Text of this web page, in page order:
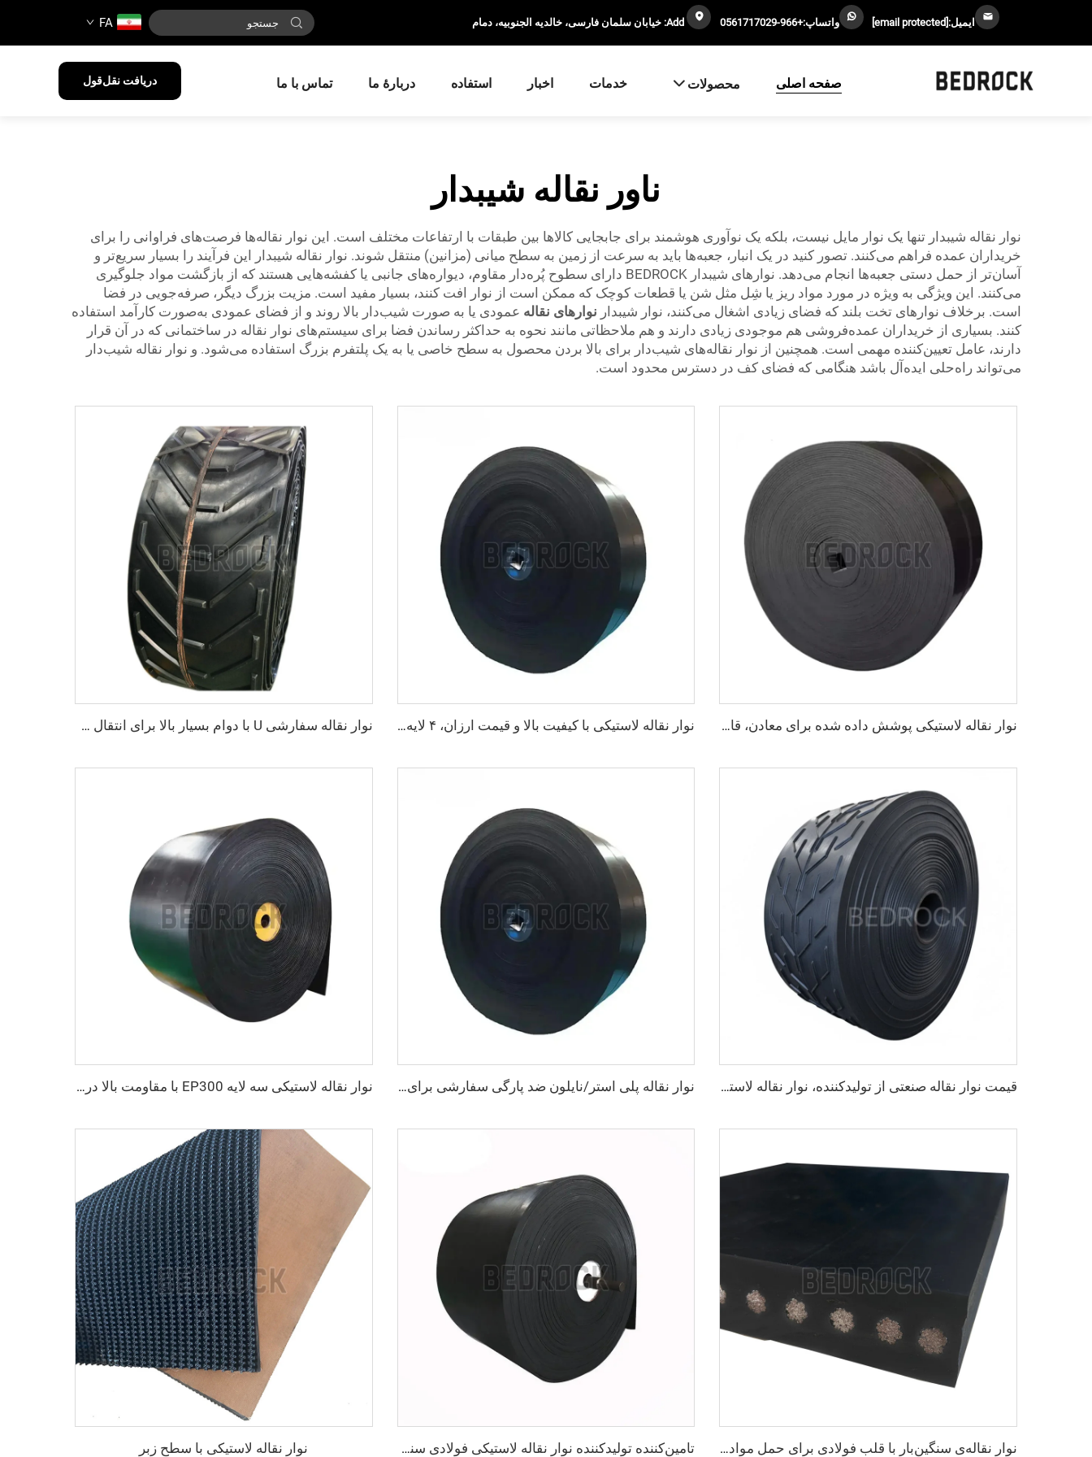
ایمیل: واتساپ:+966-0561717029
FA
صفحه اصلی محصولات خدمات اخبار استفاده دربارهٔ ما تماس با ما دریافت نقل‌قول
ناور نقاله شیبدار
نوار نقاله شیبدار تنها یک نوار مایل نیست، بلکه یک نوآوری هوشمند برای جابجایی کالاها بین طبقات با ارتفاعات مختلف است. این نوار نقاله‌ها فرصت‌های فراوانی را برای
خریداران عمده فراهم می‌کنند. تصور کنید در یک انبار، جعبه‌ها باید به سرعت از زمین به سطح میانی (مزانین) منتقل شوند. نوار نقاله شیبدار این فرآیند را بسیار سریع‌تر و
آسان‌تر از حمل دستی جعبه‌ها انجام می‌دهد. نوارهای شیبدار BEDROCK دارای سطوح پُره‌دار مقاوم، دیواره‌های جانبی یا کفشه‌هایی هستند که از بازگشت مواد جلوگیری
می‌کنند. این ویژگی به ویژه در مورد مواد ریز یا شِل مثل شن یا قطعات کوچک که ممکن است از نوار افت کنند، بسیار مفید است. مزیت بزرگ دیگر، صرفه‌جویی در فضا
است. برخلاف نوارهای تخت بلند که فضای زیادی اشغال می‌کنند، نوار شیبدار نوارهای نقاله عمودی یا به صورت شیب‌دار بالا روند و از فضای عمودی به‌صورت کارآمد استفاده
کنند. بسیاری از خریداران عمده‌فروشی هم موجودی زیادی دارند و هم ملاحظاتی مانند نحوه به حداکثر رساندن فضا برای سیستم‌های نوار نقاله در ساختمانی که در آن قرار
دارند، عامل تعیین‌کننده مهمی است. همچنین از نوار نقاله‌های شیب‌دار برای بالا بردن محصول به سطح خاصی یا به یک پلتفرم بزرگ استفاده می‌شود. و نوار نقاله شیب‌دار
می‌تواند راه‌حلی ایده‌آل باشد هنگامی که فضای کف در دسترس محدود است.
نوار نقاله لاستیکی پوشش داده شده برای معادن، قابل تنظیم و با سرعت بالا، نوار نقاله Ep از کارخانه نوار نقاله لاستیکی با کیفیت بالا و قیمت ارزان، ۴ لایه‌ای، عرض ۸۰۰ میلی‌متری، نوار نقاله EP برای معادن، سنگ‌شکن‌ها و شیب‌های سنگی نوار نقاله سفارشی U با دوام بسیار بالا برای انتقال مواد با دمای بالا
قیمت نوار نقاله صنعتی از تولیدکننده، نوار نقاله لاستیکی شیاردار EP250 مقاوم برای معادن نوار نقاله پلی استر/نایلون ضد پارگی سفارشی برای خط خردایش سنگ‌ها در کارخانه‌ها و صنایع خرده‌فروشی نوار نقاله لاستیکی سه لایه EP300 با مقاومت بالا در برابر سایش، عرض 800 میلی‌متر/1000 میلی‌متر/1200 میلی‌متر برای معادن زغال‌سنگ
نوار نقاله‌ی سنگین‌بار با قلب فولادی برای حمل مواد سایه‌دار سیمان و معادن در فواصل طولانی تامین‌کننده تولیدکننده نوار نقاله لاستیکی فولادی سنگین برای صنایع معدنی نوار نقاله لاستیکی با سطح زبر